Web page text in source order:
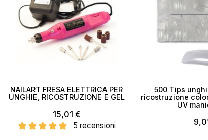
NAILART FRESA ELETTRICA PER
UNGHIE, RICOSTRUZIONE E GEL
15,01 €
5 recensioni
500 Tips
ricostruzione
UV